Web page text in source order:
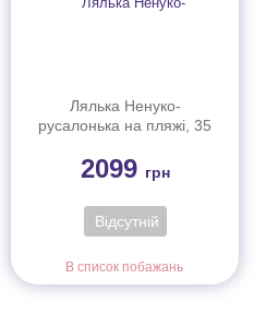
Лялька Ненуко-
русалонька на пляжі, 35
2099 грн
Відсутній
В список побажань